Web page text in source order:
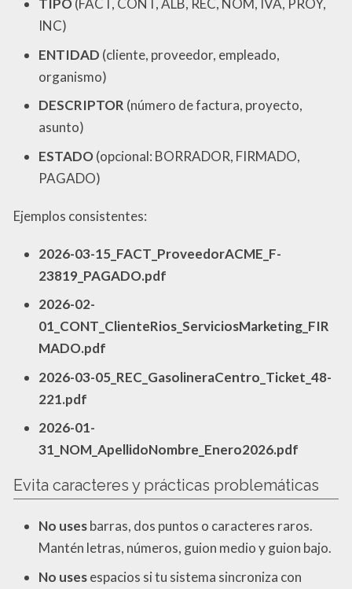
TIPO (FACT, CONT, ALB, REC, NOM, IVA, PROY,
INC)
ENTIDAD (cliente, proveedor, empleado,
organismo)
DESCRIPTOR (número de factura, proyecto,
asunto)
ESTADO (opcional: BORRADOR, FIRMADO,
PAGADO)
Ejemplos consistentes:
2026-03-15_FACT_ProveedorACME_F-
23819_PAGADO.pdf
2026-02-
01_CONT_ClienteRios_ServiciosMarketing_FIR
MADO.pdf
2026-03-05_REC_GasolineraCentro_Ticket_48-
221.pdf
2026-01-
31_NOM_ApellidoNombre_Enero2026.pdf
Evita caracteres y prácticas problemáticas
No usesbarras, dos puntos o caracteres raros.
Mantén letras, números, guion medio y guion bajo.
No usesespacios si tu sistema sincroniza con